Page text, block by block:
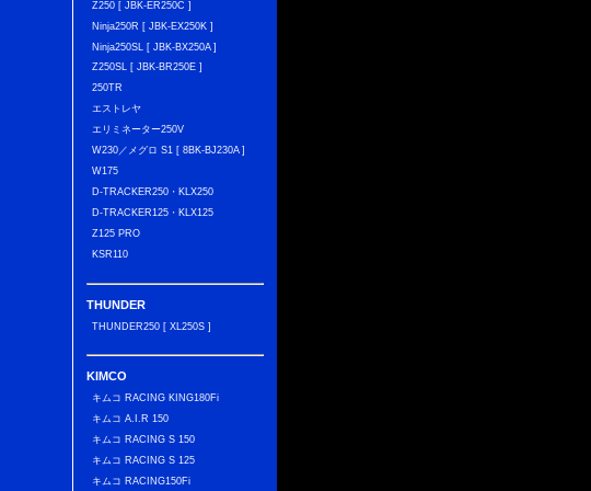
Z250 [ JBK-ER250C ]
Ninja250R [ JBK-EX250K ]
Ninja250SL [ JBK-BX250A ]
Z250SL [ JBK-BR250E ]
250TR
エストレヤ
エリミネーター250V
W230／メグロ S1 [ 8BK-BJ230A ]
W175
D-TRACKER250・KLX250
D-TRACKER125・KLX125
Z125 PRO
KSR110
THUNDER
THUNDER250 [ XL250S ]
KIMCO
キムコ RACING KING180Fi
キムコ A.I.R 150
キムコ RACING S 150
キムコ RACING S 125
キムコ RACING150Fi